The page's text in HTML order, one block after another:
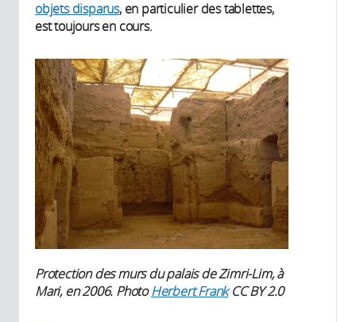
objets disparus, en particulier des tablettes,
est toujours en cours.
Protection des murs du palais de Zimri-Lim, à
Mari, en 2006. PhotoHerbert FrankCC BY 2.0